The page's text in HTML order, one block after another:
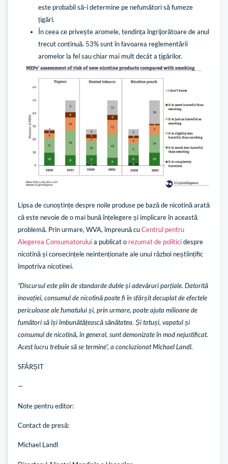
este probabil să-i determine pe nefumători să fumeze
țigări.
În ceea ce privește aromele, tendința îngrijorătoare de anul
trecut continuă. 53% sunt în favoarea reglementării
aromelor la fel sau chiar mai mult decât a țigărilor.
Lipsa de cunoștințe despre noile produse pe bază de nicotină arată
că este nevoie de o mai bună înțelegere și implicare în această
problemă. Prin urmare, WVA, împreună cuCentrul pentru
Alegerea Consumatoruluia publicat o rezumat de politicidespre
nicotină și consecințele neintenționate ale unui război neștiințific
împotriva nicotinei.
“Discursul este plin de standarde duble și adevăruri parțiale. Datorită
inovației, consumul de nicotină poate fi în sfârșit decuplat de efectele
periculoase ale fumatului și, prin urmare, poate ajuta milioane de
fumători să își îmbunătățească sănătatea. Și totuși, vapatul și
consumul de nicotină, în general, sunt demonizate în mod nejustificat.
Acest lucru trebuie să se termine”, a concluzionat Michael Landl.
SFÂRȘIT
—
Note pentru editor:
Contact de presă:
Michael Landl